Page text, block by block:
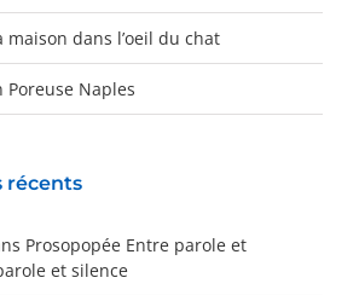
maison dans l’oeil du chat
Naples
récents
Prosopopée Entre parole et
et silence